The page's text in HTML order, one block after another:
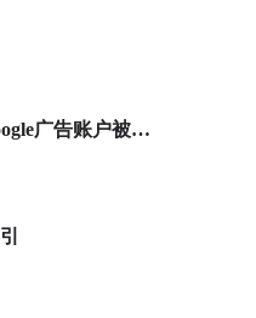
申诉秘笈！一招破解Google广告账户被封难题